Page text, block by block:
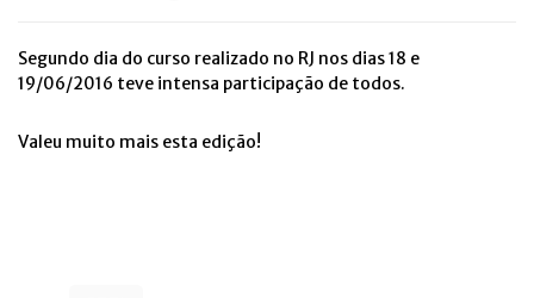
Segundo dia do curso realizado no RJ nos dias 18 e
19/06/2016 teve intensa participação de todos.
Valeu muito mais esta edição!